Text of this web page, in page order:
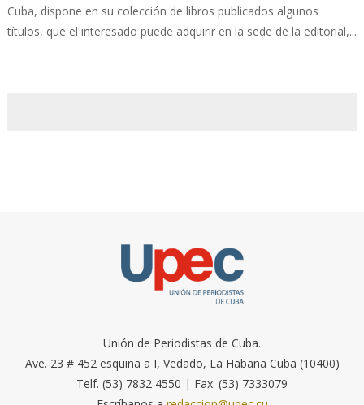
Cuba, dispone en su colección de libros publicados algunos
títulos, que el interesado puede adquirir en la sede de la editorial,...
Unión de Periodistas de Cuba.
Ave. 23 # 452 esquina a I, Vedado, La Habana Cuba (10400)
Telf. (53) 7832 4550 | Fax: (53) 7333079